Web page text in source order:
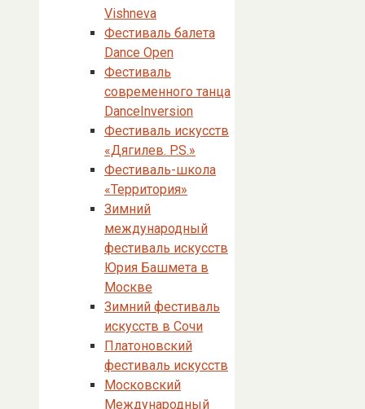
Vishneva
Фестиваль балета
Dance Open
Фестиваль
современного танца
DanceInversion
Фестиваль искусств
«Дягилев. P.S.»
Фестиваль-школа
«Территория»
Зимний
международный
фестиваль искусств
Юрия Башмета в
Москве
Зимний фестиваль
искусств в Сочи
Платоновский
фестиваль искусств
Московский
Международный